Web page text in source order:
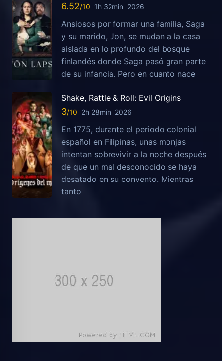
6.52 1h 32min 2026
Ansiosos por formar una familia, Saga
y su marido, Jon, se mudan a la casa
aislada en lo profundo del bosque
finlandés donde Saga pasó gran parte
de su infancia. Pero en cuanto nace
Shake, Rattle & Roll: Evil Origins
3 2h 28min 2026
En 1775, durante el periodo colonial
español en Filipinas, unas monjas
intentan sobrevivir a la noche después
de que un mal desconocido se haya
desatado en su convento. Mientras
tanto